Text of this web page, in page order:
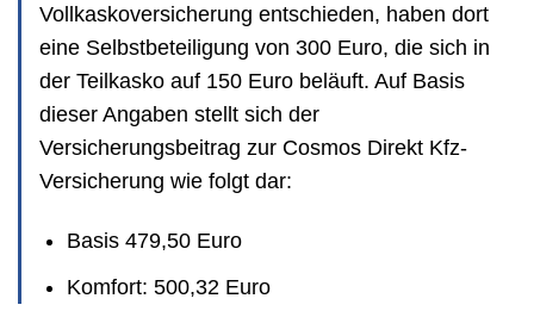
Vollkaskoversicherung entschieden, haben dort
eine Selbstbeteiligung von 300 Euro, die sich in
der Teilkasko auf 150 Euro beläuft. Auf Basis
dieser Angaben stellt sich der
Versicherungsbeitrag zur Cosmos Direkt Kfz-
Versicherung wie folgt dar:
Basis 479,50 Euro
Komfort: 500,32 Euro